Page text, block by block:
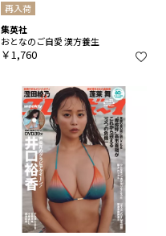
再入荷
集英社
おとなのご自愛 漢方養生
￥1,760